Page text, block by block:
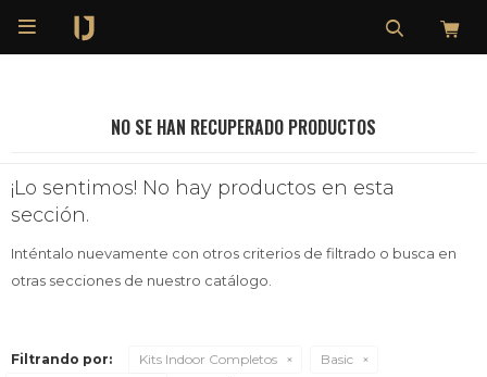

NO SE HAN RECUPERADO PRODUCTOS
¡Lo sentimos! No hay productos en esta
sección.
Inténtalo nuevamente con otros criterios de filtrado o busca en
otras secciones de nuestro catálogo.
Filtrando por: Kits Indoor Completos
Basic